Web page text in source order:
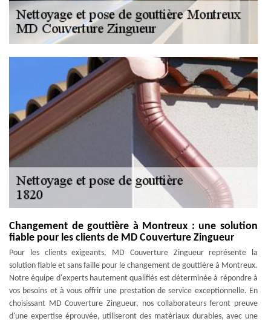
Changement de gouttière à Montreux : une solution
fiable pour les clients de MD Couverture Zingueur
Pour les clients exigeants, MD Couverture Zingueur représente la
solution fiable et sans faille pour le changement de gouttière à Montreux.
Notre équipe d'experts hautement qualifiés est déterminée à répondre à
vos besoins et à vous offrir une prestation de service exceptionnelle. En
choisissant MD Couverture Zingueur, nos collaborateurs feront preuve
d'une expertise éprouvée, utiliseront des matériaux durables, avec une